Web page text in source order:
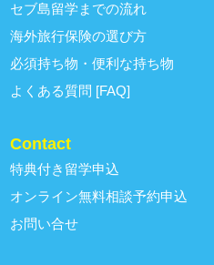
セブ島留学までの流れ
海外旅行保険の選び方
必須持ち物・便利な持ち物
よくある質問 [FAQ]
Contact
特典付き留学申込
オンライン無料相談予約申込
お問い合せ